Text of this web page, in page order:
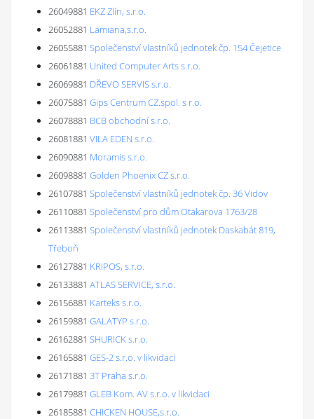
26049881 EKZ Zlín, s.r.o.
26052881 Lamiana,s.r.o.
26055881 Společenství vlastníků jednotek čp. 154 Čejetice
26061881 United Computer Arts s.r.o.
26069881 DŘEVO SERVIS s.r.o.
26075881 Gips Centrum CZ.spol. s r.o.
26078881 BCB obchodní s.r.o.
26081881 VILA EDEN s.r.o.
26090881 Moramis s.r.o.
26098881 Golden Phoenix CZ s.r.o.
26107881 Společenství vlastníků jednotek čp. 36 Vidov
26110881 Společenství pro dům Otakarova 1763/28
26113881 Společenství vlastníků jednotek Daskabát 819,
Třeboň
26127881 KRIPOS, s.r.o.
26133881 ATLAS SERVICE, s.r.o.
26156881 Karteks s.r.o.
26159881 GALATYP s.r.o.
26162881 SHURICK s.r.o.
26165881 GES-2 s.r.o. v likvidaci
26171881 3T Praha s.r.o.
26179881 GLEB Kom. AV s.r.o. v likvidaci
26185881 CHICKEN HOUSE,s.r.o.